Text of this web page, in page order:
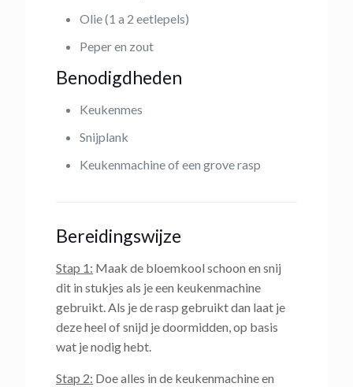
Olie (1 a 2 eetlepels)
Peper en zout
Benodigdheden
Keukenmes
Snijplank
Keukenmachine of een grove rasp
Bereidingswijze
Stap 1: Maak de bloemkool schoon en snij
dit in stukjes als je een keukenmachine
gebruikt. Als je de rasp gebruikt dan laat je
deze heel of snijd je doormidden, op basis
wat je nodig hebt.
Stap 2: Doe alles in de keukenmachine en